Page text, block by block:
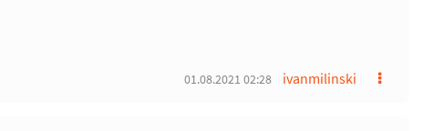
ivanmilinski
01.08.2021 02:28